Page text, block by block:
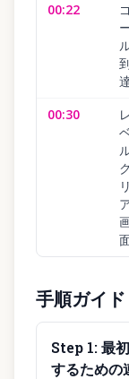
00:22
00:30
レ
ク
リ
手順ガイド
Step 1:最
するための